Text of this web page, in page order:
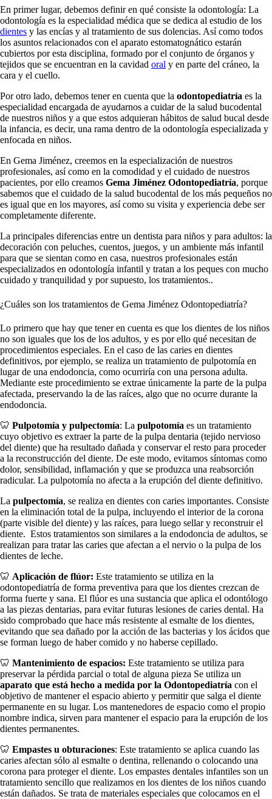
En primer lugar, debemos definir en qué consiste la odontología: La
odontología es la especialidad médica que se dedica al estudio de los
dientes y las encías y al tratamiento de sus dolencias. Así como todos
los asuntos relacionados con el aparato estomatognático estarán
cubiertos por esta disciplina, formado por el conjunto de órganos y
tejidos que se encuentran en la cavidad oral y en parte del cráneo, la
cara y el cuello.
Por otro lado, debemos tener en cuenta que la odontopediatría es la
especialidad encargada de ayudarnos a cuidar de la salud bucodental
de nuestros niños y a que estos adquieran hábitos de salud bucal desde
la infancia, es decir, una rama dentro de la odontología especializada y
enfocada en niños.
En Gema Jiménez, creemos en la especialización de nuestros
profesionales, así como en la comodidad y el cuidado de nuestros
pacientes, por ello creamos Gema Jiménez Odontopediatría, porque
sabemos que el cuidado de la salud bucodental de los más pequeños no
es igual que en los mayores, así como su visita y experiencia debe ser
completamente diferente.
La principales diferencias entre un dentista para niños y para adultos: la
decoración con peluches, cuentos, juegos, y un ambiente más infantil
para que se sientan como en casa, nuestros profesionales están
especializados en odontología infantil y tratan a los peques con mucho
cuidado y tranquilidad y por supuesto, los tratamientos..
¿Cuáles son los tratamientos de Gema Jiménez Odontopediatría?
Lo primero que hay que tener en cuenta es que los dientes de los niños
no son iguales que los de los adultos, y es por ello qué necesitan de
procedimientos especiales. En el caso de las caries en dientes
definitivos, por ejemplo, se realiza un tratamiento de pulpotomía en
lugar de una endodoncia, como ocurriría con una persona adulta.
Mediante este procedimiento se extrae únicamente la parte de la pulpa
afectada, preservando la de las raíces, algo que no ocurre durante la
endodoncia.
🦷 Pulpotomía y pulpectomía: La pulpotomía es un tratamiento
cuyo objetivo es extraer la parte de la pulpa dentaria (tejido nervioso
del diente) que ha resultado dañada y conservar el resto para proceder
a la reconstrucción del diente. De este modo, evitamos síntomas como
dolor, sensibilidad, inflamación y que se produzca una reabsorción
radicular. La pulpotomía no afecta a la erupción del diente definitivo.
La pulpectomía, se realiza en dientes con caries importantes. Consiste
en la eliminación total de la pulpa, incluyendo el interior de la corona
(parte visible del diente) y las raíces, para luego sellar y reconstruir el
diente. Estos tratamientos son similares a la endodoncia de adultos, se
realizan para tratar las caries que afectan a el nervio o la pulpa de los
dientes de leche.
🦷 Aplicación de flúor: Este tratamiento se utiliza en la
odontopediatría de forma preventiva para que los dientes crezcan de
forma fuerte y sana. El flúor es una sustancia que aplica el odontólogo
a las piezas dentarias, para evitar futuras lesiones de caries dental. Ha
sido comprobado que hace más resistente al esmalte de los dientes,
evitando que sea dañado por la acción de las bacterias y los ácidos que
se forman luego de haber comido y no haberse cepillado.
🦷 Mantenimiento de espacios: Este tratamiento se utiliza para
preservar la pérdida parcial o total de alguna pieza Se utiliza un
aparato que está hecho a medida por la Odontopediatría con el
objetivo de mantener el espacio abierto y permitir que salga el diente
permanente en su lugar. Los mantenedores de espacio como el propio
nombre indica, sirven para mantener el espacio para la erupción de los
dientes permanentes.
🦷 Empastes u obturaciones: Este tratamiento se aplica cuando las
caries afectan sólo al esmalte o dentina, rellenando o colocando una
corona para proteger el diente. Los empastes dentales infantiles son un
tratamiento sencillo que realizamos en los dientes de los niños cuando
están dañados. Se trata de materiales especiales que colocamos en el